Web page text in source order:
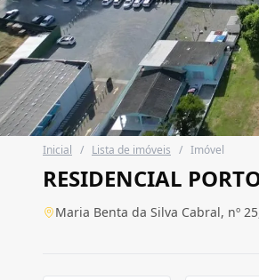
Inicial / Lista de imóveis / Imóvel
RESIDENCIAL
Maria Benta da Silva Cabral, nº